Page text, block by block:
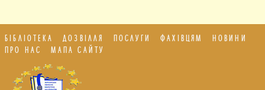
БІБЛІОТЕКА ДОЗВІЛЛЯ ПОСЛУГИ ФАХІВЦЯМ
НОВИНИ
ПРО НАС
МАПА САЙТУ